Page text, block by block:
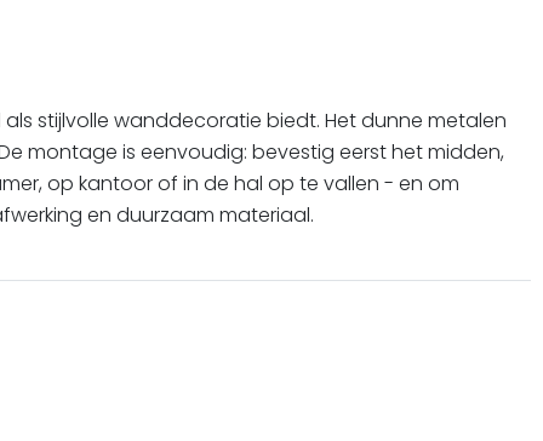
als stijlvolle wanddecoratie biedt. Het dunne metalen
montage is eenvoudig: bevestig eerst het midden,
op kantoor of in de hal op te vallen - en om
en duurzaam materiaal.